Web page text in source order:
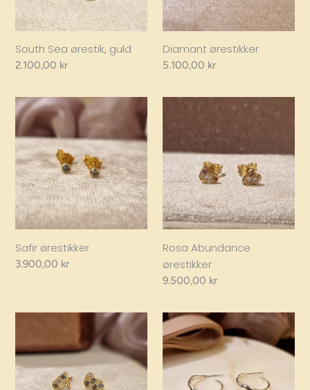
South Sea ørestik, guld
Regular
2.100,00 kr
Diamant ørestikker
Regular
5.100,00 kr
Safir
ørestikker
Safir ørestikker
Regular
3.900,00 kr
Abundance
ørestikker
Rosa Abundance
ørestikker
Regular
9.500,00 kr
ørestikker
Honey
øreringe,
sølv